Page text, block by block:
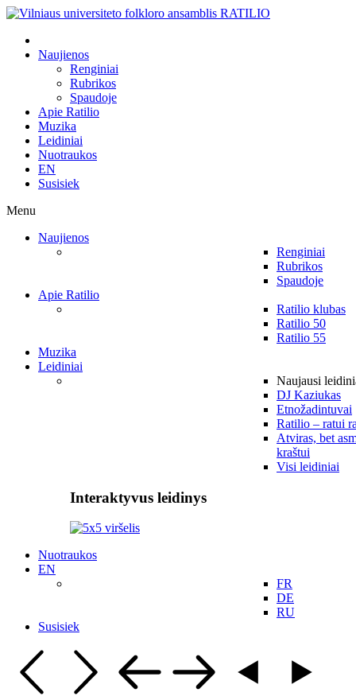
Naujienos
Renginiai
Rubrikos
Spaudoje
Apie Ratilio
Muzika
Leidiniai
Nuotraukos
EN
Susisiek
Menu
Naujienos
Renginiai
Rubrikos
Spaudoje
Apie Ratilio
Ratilio klubas
Ratilio 50
Ratilio 55
Muzika
Leidiniai
Naujausi
DJ Kaziukas
Etnožadintuvai
Ratilio – ratui
Atviras, bet
kraštui
Visi leidiniai
Interaktyvus leidinys
Nuotraukos
EN
FR
DE
RU
Susisiek